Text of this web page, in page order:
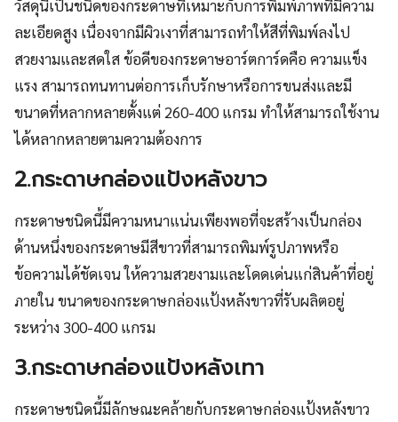
วัสดุนี้เป็นชนิดของกระดาษที่เหมาะกับการพิมพ์ภาพที่มีความ
ละเอียดสูง เนื่องจากมีผิวเงาที่สามารถทำให้สีที่พิมพ์ลงไป
สวยงามและสดใส ข้อดีของกระดาษอาร์ตการ์ดคือ ความแข็ง
แรง สามารถทนทานต่อการเก็บรักษาหรือการขนส่งและมี
ขนาดที่หลากหลายตั้งแต่ 260-400 แกรม ทำให้สามารถใช้งาน
ได้หลากหลายตามความต้องการ
2.กระดาษกล่องแป้งหลังขาว
กระดาษชนิดนี้มีความหนาแน่นเพียงพอที่จะสร้างเป็นกล่อง
ด้านหนึ่งของกระดาษมีสีขาวที่สามารถพิมพ์รูปภาพหรือ
ข้อความได้ชัดเจน ให้ความสวยงามและโดดเด่นแก่สินค้าที่อยู่
ภายใน ขนาดของกระดาษกล่องแป้งหลังขาวที่รับผลิตอยู่
ระหว่าง 300-400 แกรม
3.กระดาษกล่องแป้งหลังเทา
กระดาษชนิดนี้มีลักษณะคล้ายกับกระดาษกล่องแป้งหลังขาว